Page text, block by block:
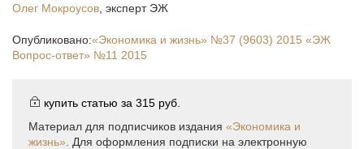
Олег Мокроусов эксперт ЭЖ
Опубликовано:«Экономика и жизнь» №37 (9603) 2015 «ЭЖ
Вопрос-ответ» №11 2015
купить статью за 315 руб.
Материал для подписчиков издания «Экономика и
жизнь» . Для оформления подписки на электронную